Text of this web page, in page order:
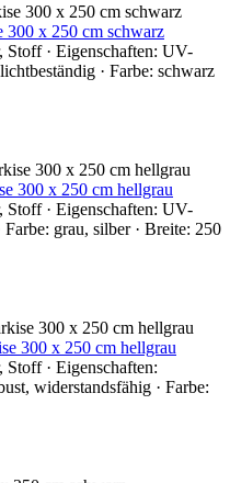
300 x 250 cm schwarz
Stoff · Eigenschaften: UV-
· Farbe: schwarz
300 x 250 cm hellgrau
Stoff · Eigenschaften: UV-
grau, silber · Breite: 250
300 x 250 cm hellgrau
· Eigenschaften:
widerstandsfähig · Farbe: